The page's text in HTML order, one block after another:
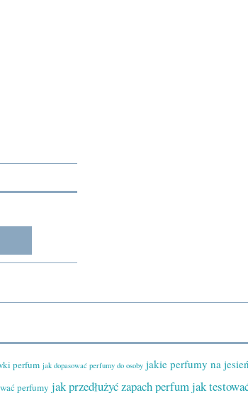
perfum jak dopasować perfumy do osoby jakie perfumy na jesień
perfumy jak przedłużyć zapach perfumjak